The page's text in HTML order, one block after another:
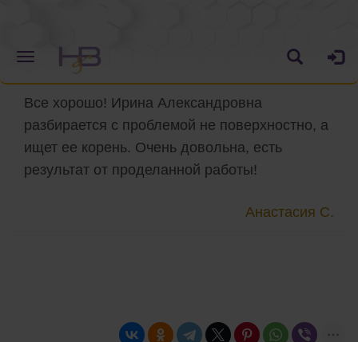
Все хорошо! Ирина Александровна
разбирается с проблемой не поверхностно, а
ищет ее корень. Очень довольна, есть
результат от проделанной работы!
Анастасия С.